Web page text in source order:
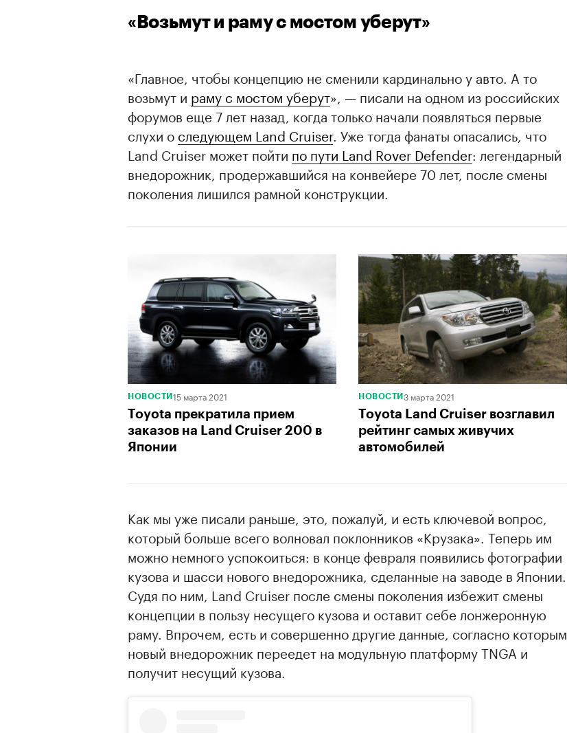
«Возьмут и раму с мостом уберут»
00:00 / 00:00
«Главное, чтобы концепцию не сменили кардинально у авто. А то
возьмут и раму с мостом уберут», — писали на одном из российских
форумов еще 7 лет назад, когда только начали появляться первые
слухи о следующем Land Cruiser. Уже тогда фанаты опасались, что
Land Cruiser может пойти по пути Land Rover Defender: легендарный
внедорожник, продержавшийся на конвейере 70 лет, после смены
поколения лишился рамной конструкции.
НОВОСТИ 15 марта 2021
Toyota прекратила прием
заказов на Land Cruiser 200 в
Японии
НОВОСТИ 3 марта 2021
Toyota Land Cruiser возглавил
рейтинг самых живучих
автомобилей
Как мы уже писали раньше, это, пожалуй, и есть ключевой вопрос,
который больше всего волновал поклонников «Крузака». Теперь им
можно немного успокоиться: в конце февраля появились фотографии
кузова и шасси нового внедорожника, сделанные на заводе в Японии.
Судя по ним, Land Cruiser после смены поколения избежит смены
концепции в пользу несущего кузова и оставит себе лонжеронную
раму. Впрочем, есть и совершенно другие данные, согласно которым
новый внедорожник переедет на модульную платформу TNGA и
получит несущий кузова.